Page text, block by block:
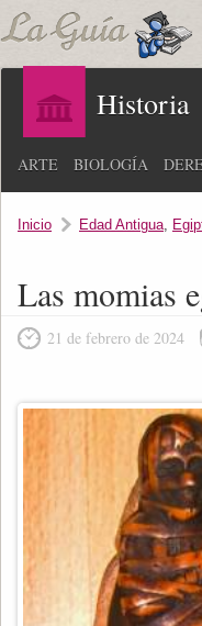
Historia
ARTE BIOLOGÍA
Inicio Edad Antigua,
Las momias
21 de febrero de 2024